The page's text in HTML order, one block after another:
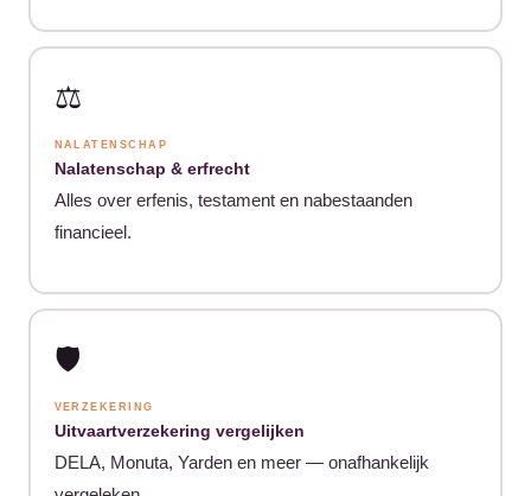
⚖️
NALATENSCHAP
Nalatenschap & erfrecht
Alles over erfenis, testament en nabestaanden
financieel.
🛡️
VERZEKERING
Uitvaartverzekering vergelijken
DELA, Monuta, Yarden en meer — onafhankelijk